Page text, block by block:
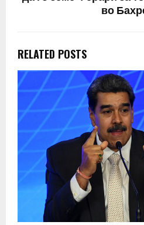
во
RELATED POSTS